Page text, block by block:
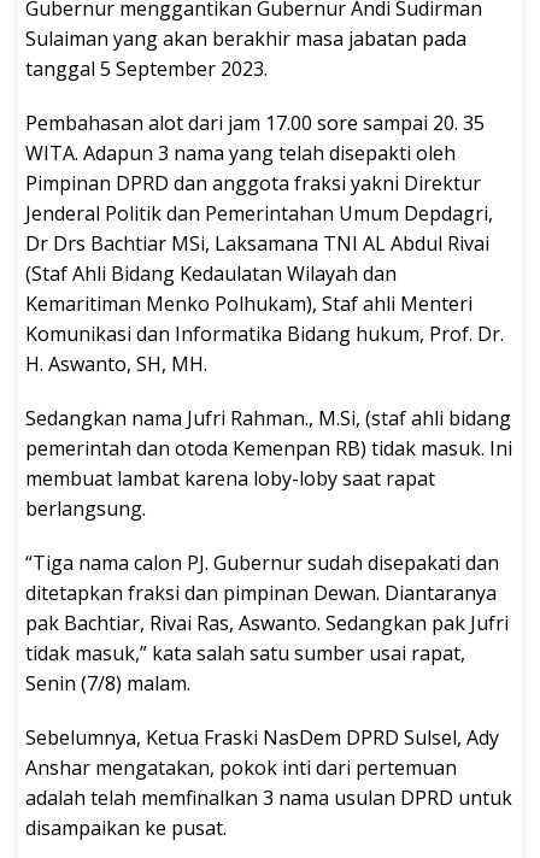
Gubernur menggantikan Gubernur Andi Sudirman
Sulaiman yang akan berakhir masa jabatan pada
tanggal 5 September 2023.
Pembahasan alot dari jam 17.00 sore sampai 20. 35
WITA. Adapun 3 nama yang telah disepakti oleh
Pimpinan DPRD dan anggota fraksi yakni Direktur
Jenderal Politik dan Pemerintahan Umum Depdagri,
Dr Drs Bachtiar MSi, Laksamana TNI AL Abdul Rivai
(Staf Ahli Bidang Kedaulatan Wilayah dan
Kemaritiman Menko Polhukam), Staf ahli Menteri
Komunikasi dan Informatika Bidang hukum, Prof. Dr.
H. Aswanto, SH, MH.
Sedangkan nama Jufri Rahman., M.Si, (staf ahli bidang
pemerintah dan otoda Kemenpan RB) tidak masuk. Ini
membuat lambat karena loby-loby saat rapat
berlangsung.
“Tiga nama calon PJ. Gubernur sudah disepakati dan
ditetapkan fraksi dan pimpinan Dewan. Diantaranya
pak Bachtiar, Rivai Ras, Aswanto. Sedangkan pak Jufri
tidak masuk,” kata salah satu sumber usai rapat,
Senin (7/8) malam.
Sebelumnya, Ketua Fraski NasDem DPRD Sulsel, Ady
Anshar mengatakan, pokok inti dari pertemuan
adalah telah memfinalkan 3 nama usulan DPRD untuk
disampaikan ke pusat.